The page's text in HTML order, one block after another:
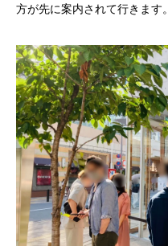
方が先に案内されて行きます。